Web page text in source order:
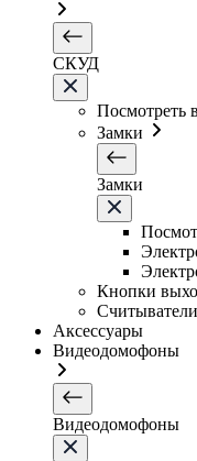
СКУД
Посмотреть
Замки
Замки
Кнопки
Считыватели
Аксессуары
Видеодомофоны
Видеодомофоны